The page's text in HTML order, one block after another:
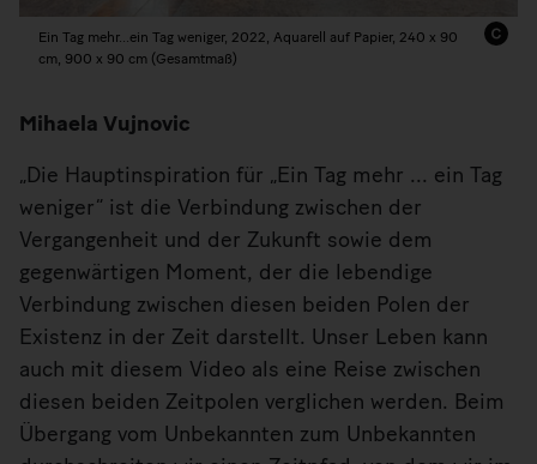
Ein Tag mehr...ein Tag weniger, 2022, Aquarell auf Papier, 240 x 90
cm, 900 x 90 cm (Gesamtmaß)
Mihaela Vujnovic
„Die Hauptinspiration für „Ein Tag mehr ... ein Tag
weniger“ ist die Verbindung zwischen der
Vergangenheit und der Zukunft sowie dem
gegenwärtigen Moment, der die lebendige
Verbindung zwischen diesen beiden Polen der
Existenz in der Zeit darstellt. Unser Leben kann
auch mit diesem Video als eine Reise zwischen
diesen beiden Zeitpolen verglichen werden. Beim
Übergang vom Unbekannten zum Unbekannten